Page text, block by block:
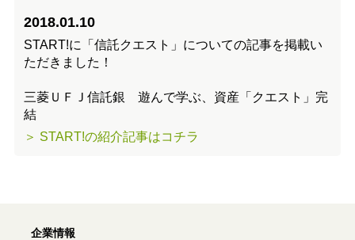
2018.01.10
START!に「信託クエスト」についての記事を掲載い
ただきました！
三菱ＵＦＪ信託銀 遊んで学ぶ、資産「クエスト」完
結
＞ START!の紹介記事はコチラ
企業情報